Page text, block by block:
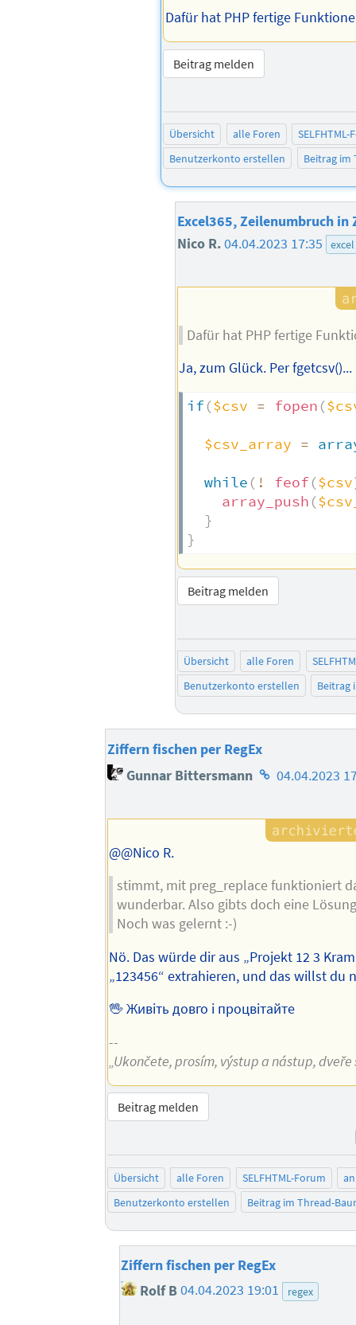
Dafür hat PHP fertige
Beitrag melden
Übersicht alle Foren
SELFHTML-
Benutzerkonto erstellen
Beitrag im
Excel365, Zeilenumbruch in
Nico R.04.04.2023 17:35 excel
Dafür hat PHP fertige
Ja, zum Glück. Per fgetcsv()...
if($csv = fopen (
$csv_array =
while ( ! feof($csv
array_push (
}
}
Beitrag melden
Übersicht alle Foren
Benutzerkonto erstellen
Beitrag
Ziffern fischen per RegEx
Gunnar Bittersmann Homepage
Autors
04.04.2023
@@Nico R.
stimmt, mit preg_replace funktioniert
wunderbar. Also gibts doch eine
Noch was gelernt :-)
Nö. Das würde dir aus „Projekt 12 3
„123456“ extrahieren, und das willst du
🖖 Живіть довго і процвітайте
--
„Ukončete, prosím, výstup a nástup, dveře
Beitrag melden
Übersicht alle Foren SELFHTML-Forum
Benutzerkonto erstellen
Beitrag im Thread-
Ziffern fischen per RegEx
Rolf B04.04.2023 19:01 regex